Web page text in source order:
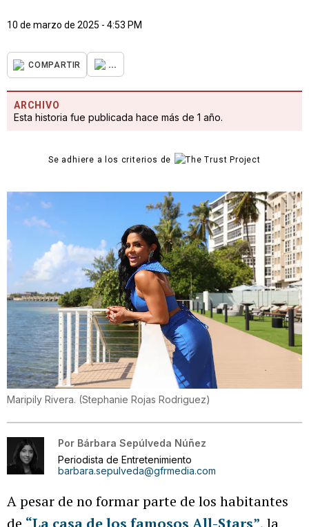
10 de marzo de 2025 - 4:53 PM
COMPARTIR ...
ARCHIVO
Esta historia fue publicada hace más de 1 año.
Se adhiere a los criterios de
Maripily Rivera. (Stephanie Rojas Rodriguez)
Por Bárbara Sepúlveda Núñez
Periodista de Entretenimiento
barbara.sepulveda@gfrmedia.com
A pesar de no formar parte de los habitantes